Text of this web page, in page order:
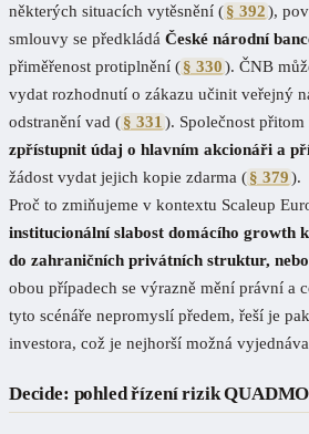
některých situacích vytěsnění (§ 392),
smlouvy se předkládá České národní
přiměřenost protiplnění (§ 330). ČNB
vydat rozhodnutí o zákazu učinit veřejný
odstranění vad (§ 331 ). Společnost
zpřístupnit údaj o hlavním akcionáři a
žádost vydat jejich kopie zdarma (§ 379).
Proč to zmiňujeme v kontextu Scaleup
institucionální slabost domácího growth
do zahraničních privátních struktur,
obou případech se výrazně mění právní a
tyto scénáře nepromyslí předem, řeší je
investora, což je nejhorší možná
Decide: pohled řízení rizik